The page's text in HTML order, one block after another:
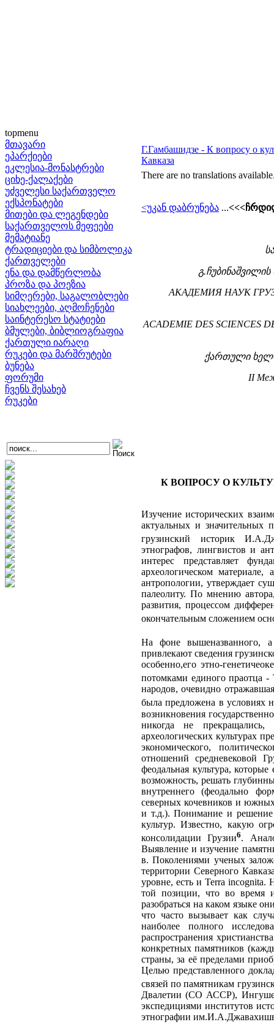
topmenu
მთავარი
ეპარქიები
ეკლესია-მონასტრები
ციხე-ქალაქები
უძველესი საქართველო
ექსპონატები
მითები და ლეგენდები
საქართველოს მეფეები
მემატიანე
ტრადიციები და სიმბოლიკა
ქართველები
ენა და დამწერლობა
პროზა და პოეზია
სიმღერები, საგალობლები
სიახლეები, აღმოჩენები
საინტერესო სტატიები
ბმულები, ბიბლიოგრაფია
ქართული იარაღი
რუკები და მარშრუტები
ბუნება
ფორუმი
ჩვენს შესახებ
რუკები
Г.Гамбашидзе - К вопросу о
Кавказа
There are no translations
<უკან დაბრუნება ...
АКАДЕМИЯ НАУК
ACADEMIE DES SCIENCES
ქართული
II
К ВОПРОСУ О
Изучение исторических
актуальных и значительных
грузинский историк
этнографов, лингвистов и
интерес представляет
археологическом
антропологии, утверждает
палеолиту. По мнению
развития, процессом
окончательным сложением
На фоне вышеназванного,
привлекают сведения
особенно,его этно-
потомками единого праотца -
народов, очевидно
была предложена в условиях
возникновения
никогда не прекращались,
археологических культурах
экономического,
отношений средневековой
феодальная культура,
возможность, решать
внутреннего (феодально
северных кочевников и
и т.д.). Понимание и
культур. Известно, какую
консолидации Грузии6.
Выявление и изучение
в. Поколениями ученых
территории Северного
уровне, есть и Terra incognita.
той позиции, что во время
разобраться на каком языке
что часто вызывает как
наиболее полного
распространения
конкретных памятников
страны, за её пределами
Целью представленного
связей по памятникам
Двалетии (СО АССР),
экспедициями институтов
этнографии